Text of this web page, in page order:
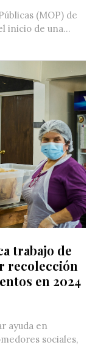
(MOP) de
inicio de una...
trabajo de
recolección
en 2024
ayuda en
sociales,